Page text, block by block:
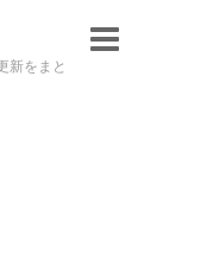
新をまと